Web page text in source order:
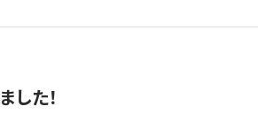
た！